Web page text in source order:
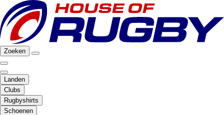
Zoeken
Landen
Clubs
Rugbyshirts
Schoenen